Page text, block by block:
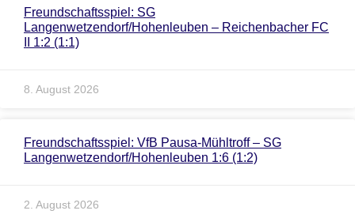
Freundschaftsspiel: SG
Langenwetzendorf/Hohenleuben – Reichenbacher FC
II 1:2 (1:1)
8. August 2026
Freundschaftsspiel: VfB Pausa-Mühltroff – SG
Langenwetzendorf/Hohenleuben 1:6 (1:2)
2. August 2026